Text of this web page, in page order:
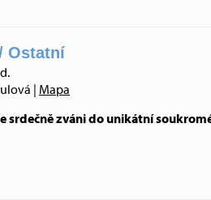
Ostatní
| Mapa
srdečně zváni do unikátní